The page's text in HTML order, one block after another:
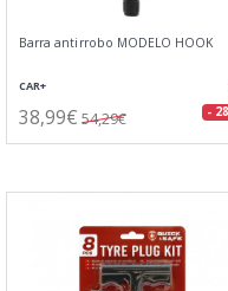
Barra antirrobo MODELO HOOK
CAR+
38,99€ 54,29€ -